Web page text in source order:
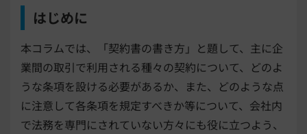
はじめに
本コラムでは、「契約書の書き方」と題して、主に企
業間の取引で利用される種々の契約について、どのよ
うな条項を設ける必要があるか、また、どのような点
に注意して各条項を規定すべきか等について、会社内
で法務を専門にされていない方々にも役に立つよう、